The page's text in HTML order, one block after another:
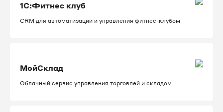
1С:Фитнес клуб
CRM для автоматизации и управления фитнес-клубом
МойСклад
Облачный сервис управления торговлей и складом